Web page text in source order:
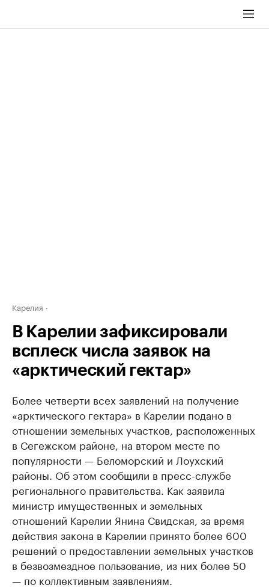
Карелия
В Карелии зафиксировали
всплеск числа заявок на
«арктический гектар»
Более четверти всех заявлений на получение
«арктического гектара» в Карелии подано в
отношении земельных участков, расположенных
в Сегежском районе, на втором месте по
популярности — Беломорский и Лоухский
районы. Об этом сообщили в пресс-службе
регионального правительства. Как заявила
министр имущественных и земельных
отношений Карелии Янина Свидская, за время
действия закона в Карелии принято более 600
решений о предоставлении земельных участков
в безвозмездное пользование, из них более 50
— по коллективным заявлениям.